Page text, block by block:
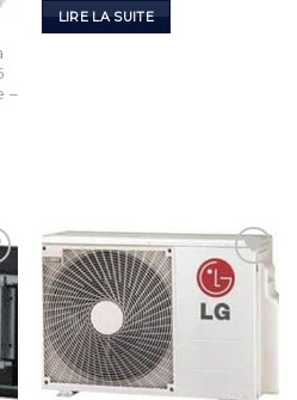
–
LIRE LA SUITE
Add to
Wishlist